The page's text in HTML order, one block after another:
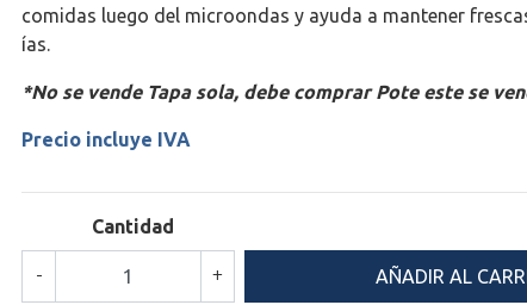
comidas luego del microondas y ayuda a mantener
ías.
*No se vende Tapa sola, debe comprar Pote este se
Precio incluye IVA
Cantidad
+
-